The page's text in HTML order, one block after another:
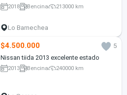
2018 Bencina 213000 km
Lo Barnechea
$4.500.000
5
Nissan tiida 2013 excelente estado
2013 Bencina 240000 km